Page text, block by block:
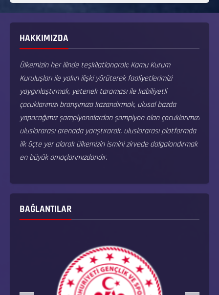
HAKKIMIZDA
Ülkemizin her ilinde teşkilatlanarak; Kamu Kurum
Kuruluşları ile yakın ilişki yürüterek faaliyetlerimizi
yaygınlaştırmak, yetenek taraması ile kabiliyetli
çocuklarımızı branşımıza kazandırmak, ulusal bazda
yapacağımız şampiyonalardan şampiyon olan çocuklarımızı
uluslararası arenada yarıştırarak, uluslararası platformda
ilk üçte yer alarak ülkemizin ismini zirvede dalgalandırmak
en büyük amaçlarımızdandır.
BAĞLANTILAR